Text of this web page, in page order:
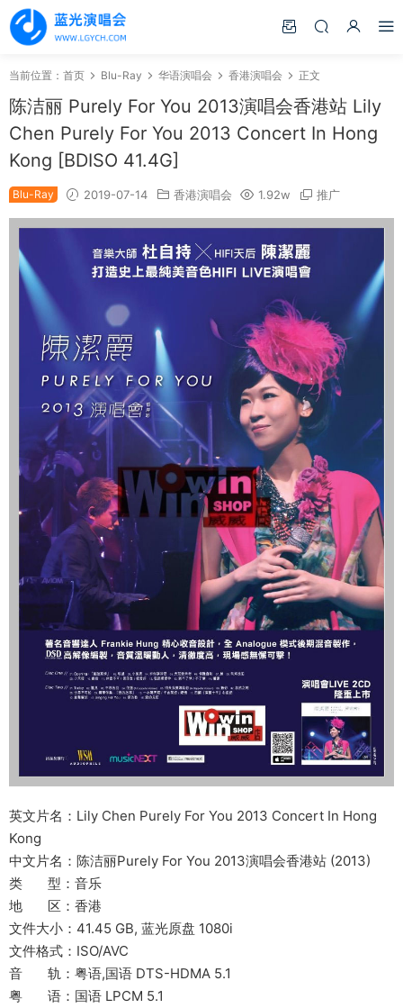
当前位置： 首页 Blu-Ray 华语演唱会 香港演唱会 正文
陈洁丽 Purely For You 2013演唱会香港站 Lily
Chen Purely For You 2013 Concert In Hong
Kong [BDISO 41.4G]
Blu-Ray 2019-07-14 香港演唱会 1.92w 推广
英文片名：Lily Chen Purely For You 2013 Concert In Hong
Kong
中文片名：陈洁丽Purely For You 2013演唱会香港站 (2013)
类 型：音乐
地 区：香港
文件大小：41.45 GB, 蓝光原盘 1080i
文件格式：ISO/AVC
音 轨：粤语,国语 DTS-HDMA 5.1
粤 语：国语 LPCM 5.1